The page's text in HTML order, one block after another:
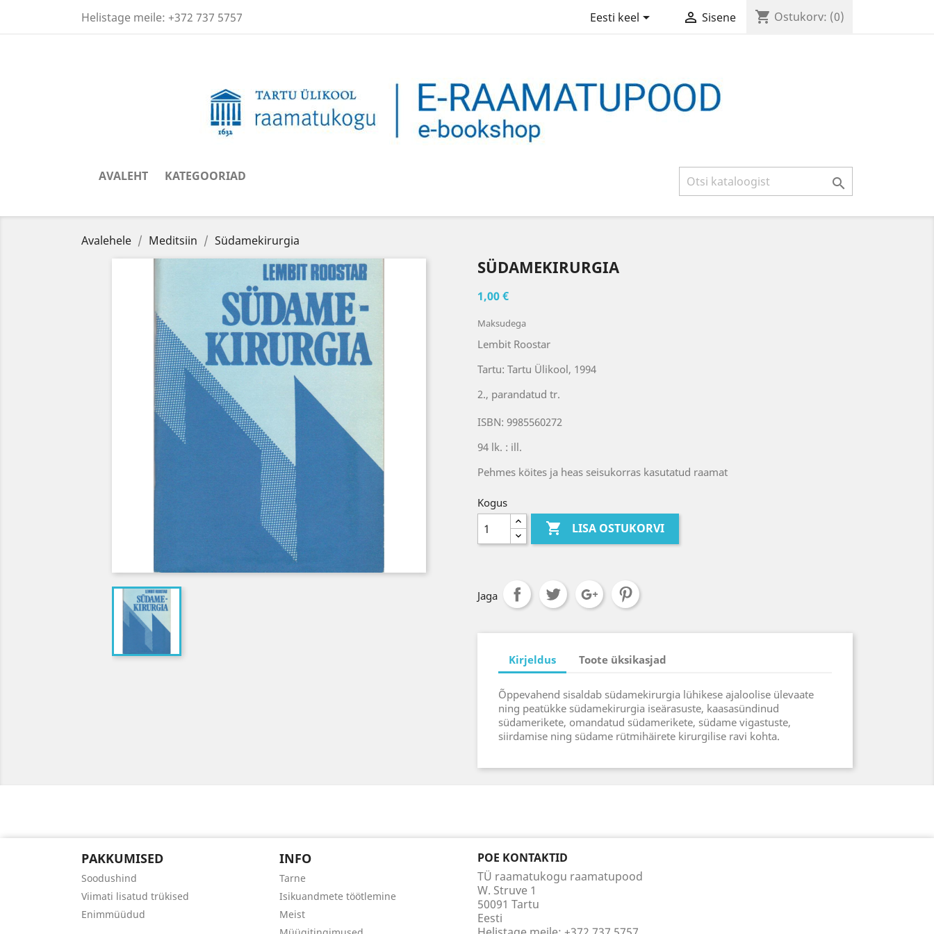
Helistage meile: +372 737 5757 Eesti keel  Sisene shopping_cart Ostukorv: (0)
AVALEHT KATEGOORIAD 
Avalehele Meditsiin Südamekirurgia
SÜDAMEKIRURGIA
1,00 €
Maksudega
Lembit Roostar
Tartu: Tartu Ülikool, 1994
2., parandatud tr.
ISBN: 9985560272
94 lk. : ill.
Pehmes köites ja heas seisukorras kasutatud raamat
Kogus
 LISA OSTUKORVI
Jaga
Kirjeldus Toote üksikasjad
Õppevahend sisaldab südamekirurgia lühikese ajaloolise ülevaate
ning peatükke südamekirurgia iseärasuste, kaasasündinud
südamerikete, omandatud südamerikete, südame vigastuste,
siirdamise ning südame rütmihäirete kirurgilise ravi kohta.
PAKKUMISED
Soodushind
Viimati lisatud trükised
Enimmüüdud
INFO
Tarne
Isikuandmete töötlemine
Meist
POE KONTAKTID
TÜ raamatukogu raamatupood
W. Struve 1
50091 Tartu
Eesti